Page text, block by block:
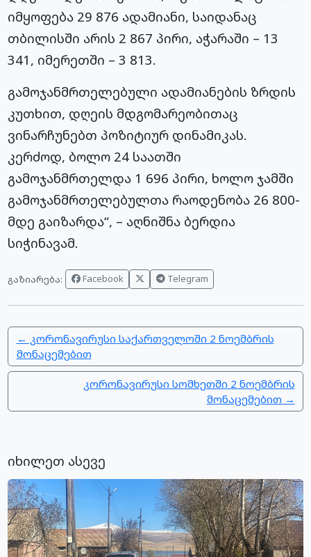
იმყოფება 29 876 ადამიანი, საიდანაც
თბილისში არის 2 867 პირი, აჭარაში – 13
341, იმერეთში – 3 813.
გამოჯანმრთელებული ადამიანების ზრდის
კუთხით, დღეის მდგომარეობითაც
ვინარჩუნებთ პოზიტიურ დინამიკას.
კერძოდ, ბოლო 24 საათში
გამოჯანმრთელდა 1 696 პირი, ხოლო ჯამში
გამოჯანმრთელებულთა რაოდენობა 26 800-
მდე გაიზარდა“, – აღნიშნა ბერდია
სიჭინავამ.
გაზიარება: Facebook Telegram
← კორონავირუსი საქართველოში 2 ნოემბრის
მონაცემებით
კორონავირუსი სომხეთში 2 ნოემბრის
მონაცემებით →
იხილეთ ასევე